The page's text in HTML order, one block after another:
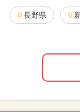
長野県